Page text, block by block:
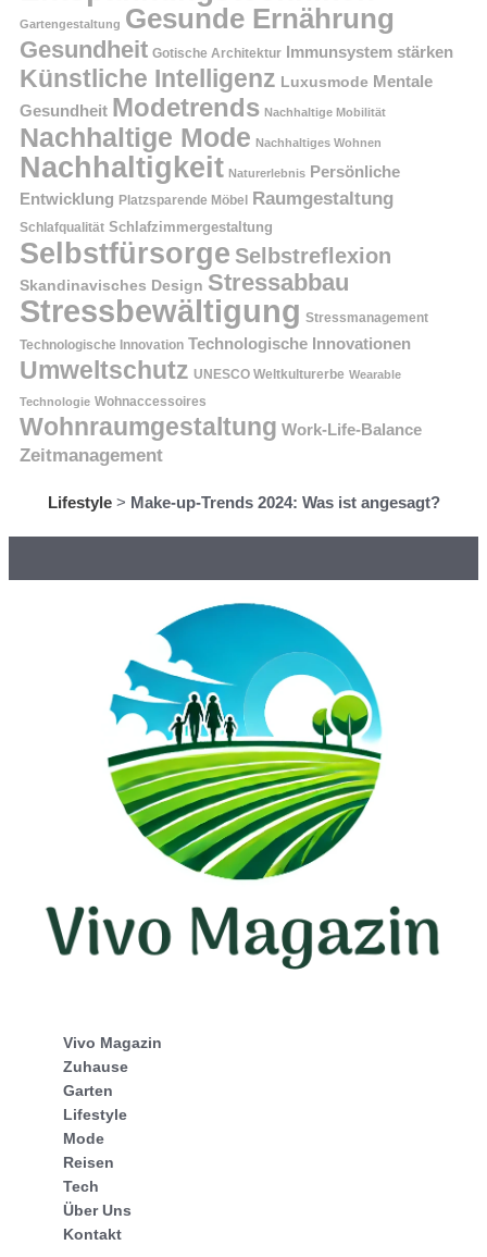
Gartengestaltung Gesunde Ernährung
Gesundheit Gotische Architektur Immunsystem stärken
Künstliche Intelligenz Luxusmode Mentale
Gesundheit Modetrends Nachhaltige Mobilität
Nachhaltige Mode Nachhaltiges Wohnen
Nachhaltigkeit Naturerlebnis Persönliche
Entwicklung Platzsparende Möbel Raumgestaltung
Schlafqualität Schlafzimmergestaltung
Selbstfürsorge Selbstreflexion
Skandinavisches Design Stressabbau
Stressbewältigung Stressmanagement
Technologische Innovation Technologische Innovationen
Umweltschutz UNESCO Weltkulturerbe Wearable
Technologie Wohnaccessoires
Wohnraumgestaltung Work-Life-Balance
Zeitmanagement
Lifestyle> Make-up-Trends 2024: Was ist angesagt?
Vivo Magazin
Zuhause
Garten
Lifestyle
Mode
Reisen
Tech
Über Uns
Kontakt